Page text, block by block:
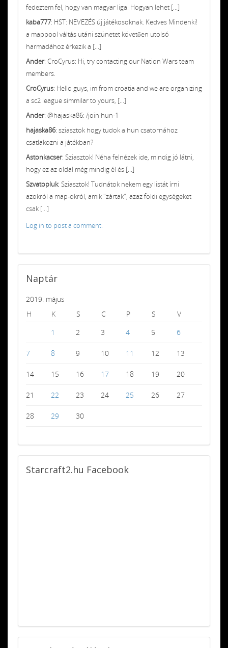
fedeztem fel, hogy van magyar liga. Hogyan lehet [...]
kaba777: HST: NEVEZÉS új játékosoknak. Kedves Mindenki!
a mappool váltás utáni szünetet követően utolsó
harmadához érkezik a [...]
Ander: CroCyrus: Hi, try contacting our Nation Wars team
members.
CroCyrus: Hello guys, im from croatia and we are organizing
a sc2 league simmilar to yours, [...]
Ander: @hajaska86: /join hun-1
hajaska86: sziasztok hogy tudok a hun csatornához
csatlakozni a játékban?
Astonkacser: Sziasztok! Néha felnézek ide, mindig jó látni,
hogy ez az oldal még mindig él és [...]
Szvatopluk: Sziasztok! Tudnátok nekem egy listát írni
azokról a map-okról, amik "zártak", azaz földi egységeket
csak [...]
Log in to post a comment.
Naptár
2019. május
H
K S C P S
V
1
2 3 4 5 6
7 8 9 10 11 12 13
14 15 16 17 18 19 20
21 22 23 24 25 26 27
28 29 30
Starcraft2.hu Facebook